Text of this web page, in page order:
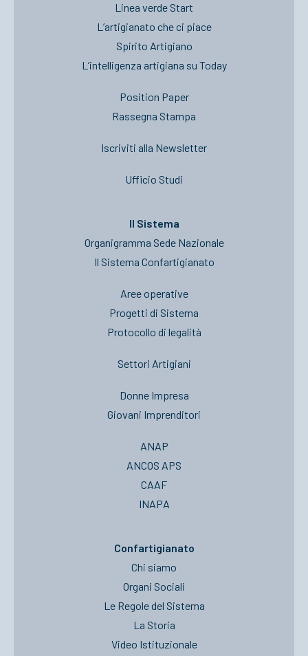
Linea verde Start
L’artigianato che ci piace
Spirito Artigiano
L’intelligenza artigiana su Today
Position Paper
Rassegna Stampa
Iscriviti alla Newsletter
Ufficio Studi
Il Sistema
Organigramma Sede Nazionale
Il Sistema Confartigianato
Aree operative
Progetti di Sistema
Protocollo di legalità
Settori Artigiani
Donne Impresa
Giovani Imprenditori
ANAP
ANCOS APS
CAAF
INAPA
Confartigianato
Chi siamo
Organi Sociali
Le Regole del Sistema
La Storia
Video Istituzionale